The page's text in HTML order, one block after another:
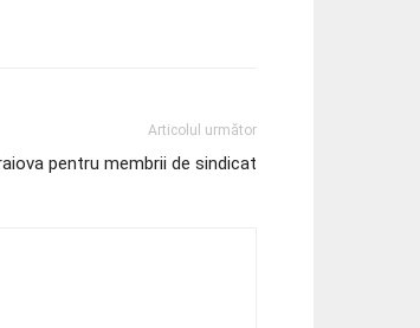
Articolul următor
pentru membrii de sindicat